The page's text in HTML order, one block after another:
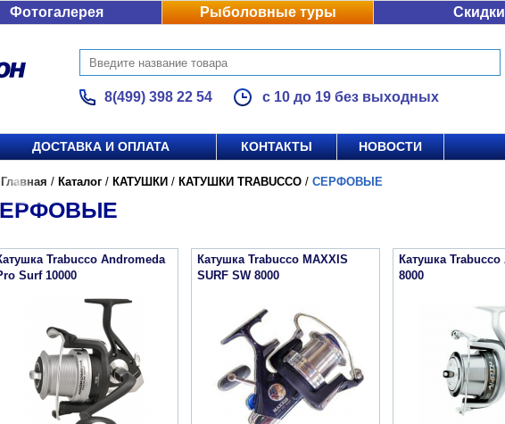
Фотогалерея Рыболовные туры Скидки
8(499) 398 22 54 с 10 до 19 без выходных
ДОСТАВКА И ОПЛАТА КОНТАКТЫ НОВОСТИ
Главная / Каталог / КАТУШКИ / КАТУШКИ TRABUCCO / СЕРФОВЫЕ
Trabucco Andromeda
Surf 10000
Катушка Trabucco MAXXIS
SURF SW 8000
Катушка
8000